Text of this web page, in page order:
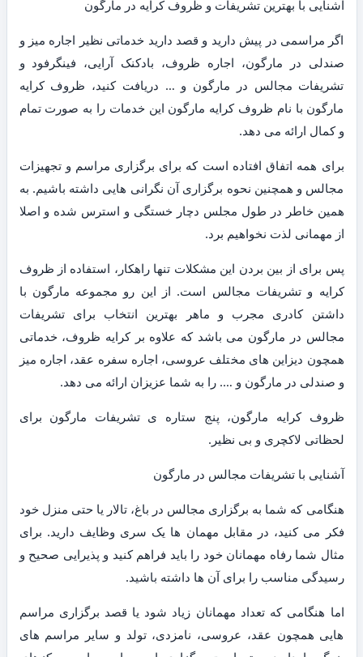
آشنایی با بهترین تشریفات و ظروف کرایه در مارگون
اگر مراسمی در پیش دارید و قصد دارید خدماتی نظیر اجاره میز و
صندلی در مارگون، اجاره ظروف، بادکنک آرایی، فینگرفود و
تشریفات مجالس در مارگون و … دریافت کنید، ظروف کرایه
مارگون با نام ظروف کرایه مارگون این خدمات را به صورت تمام
و کمال ارائه می دهد.
برای همه اتفاق افتاده است که برای برگزاری مراسم و تجهیزات
مجالس و همچنین نحوه برگزاری آن نگرانی هایی داشته باشیم. به
همین خاطر در طول مجلس دچار خستگی و استرس شده و اصلا
از مهمانی لذت نخواهیم برد.
پس برای از بین بردن این مشکلات تنها راهکار، استفاده از ظروف
کرایه و تشریفات مجالس است. از این رو مجموعه مارگون با
داشتن کادری مجرب و ماهر بهترین انتخاب برای تشریفات
مجالس در مارگون می باشد که علاوه بر کرایه ظروف، خدماتی
همچون دیزاین های مختلف عروسی، اجاره سفره عقد، اجاره میز
و صندلی در مارگون و …. را به شما عزیزان ارائه می دهد.
ظروف کرایه مارگون، پنج ستاره ی تشریفات مارگون برای
لحظاتی لاکچری و بی نظیر.
آشنایی با تشریفات مجالس در مارگون
هنگامی که شما به برگزاری مجالس در باغ، تالار یا حتی منزل خود
فکر می کنید، در مقابل مهمان ها یک سری وظایف دارید. برای
مثال شما رفاه مهمانان خود را باید فراهم کنید و پذیرایی صحیح و
رسیدگی مناسب را برای آن ها داشته باشید.
اما هنگامی که تعداد مهمانان زیاد شود یا قصد برگزاری مراسم
هایی همچون عقد، عروسی، نامزدی، تولد و سایر مراسم های